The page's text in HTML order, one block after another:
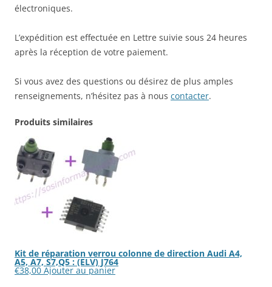
électroniques.
L’expédition est effectuée en Lettre suivie sous 24 heures
après la réception de votre paiement.
Si vous avez des questions ou désirez de plus amples
renseignements, n’hésitez pas à nous contacter.
Produits similaires
Kit de réparation verrou colonne de direction Audi A4,
A5, A7, S7,Q5 : (ELV) J764
€38,00 Ajouter au panier